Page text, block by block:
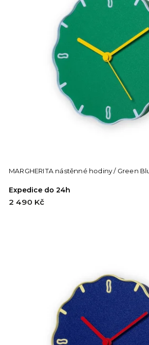
MARGHERITA nástěnné hodiny / Green
Expedice do 24h
2 490 Kč